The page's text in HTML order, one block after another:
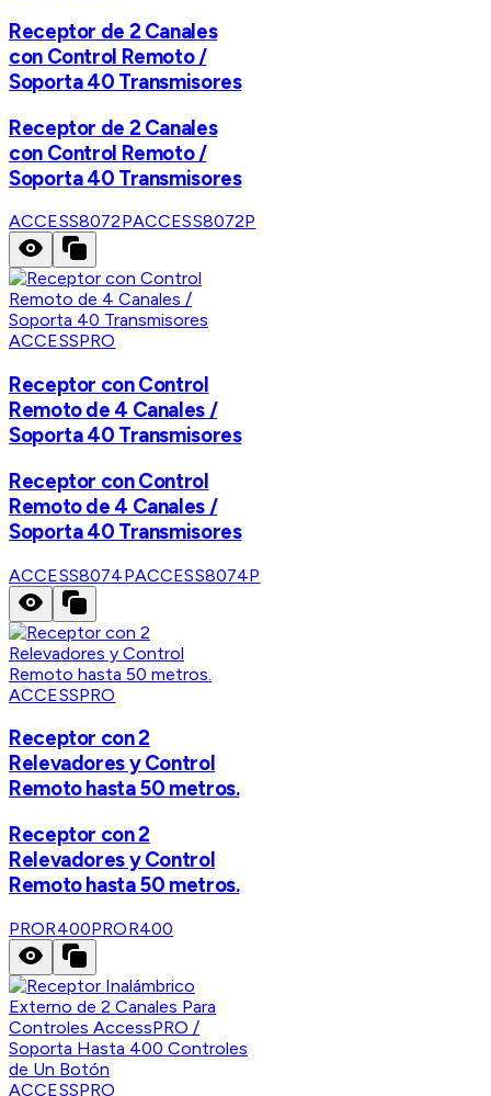
Receptor de 2 Canales
con Control Remoto /
Soporta 40 Transmisores
Receptor de 2 Canales
con Control Remoto /
Soporta 40 Transmisores
ACCESS8072PACCESS8072P
ACCESSPRO
Receptor con Control
Remoto de 4 Canales /
Soporta 40 Transmisores
Receptor con Control
Remoto de 4 Canales /
Soporta 40 Transmisores
ACCESS8074PACCESS8074P
ACCESSPRO
Receptor con 2
Relevadores y Control
Remoto hasta 50 metros.
Receptor con 2
Relevadores y Control
Remoto hasta 50 metros.
PROR400PROR400
ACCESSPRO